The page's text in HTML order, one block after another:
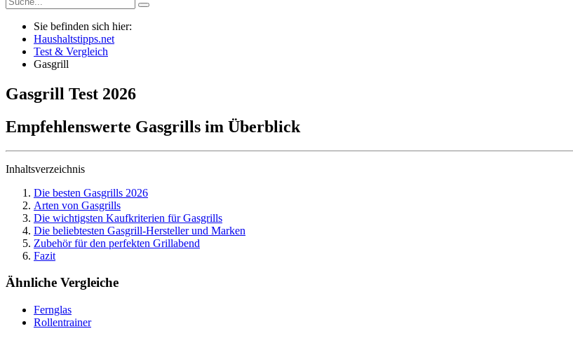
Sie befinden sich hier:
Haushaltstipps.net
Test & Vergleich
Gasgrill
Gasgrill Test 2026
Empfehlenswerte Gasgrills im Überblick
Inhaltsverzeichnis
Die besten Gasgrills 2026
Arten von Gasgrills
Die wichtigsten Kaufkriterien für Gasgrills
Die beliebtesten Gasgrill-Hersteller und Marken
Zubehör für den perfekten Grillabend
Fazit
Ähnliche Vergleiche
Fernglas
Rollentrainer